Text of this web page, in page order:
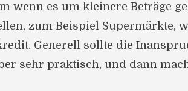
wenn es um kleinere Beträge
zum Beispiel Supermärkte,
Generell sollte die
sehr praktisch, und dann